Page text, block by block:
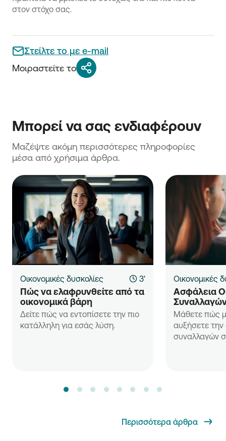
στον στόχο σας.
Στείλτε το με e-mail
Μοιραστείτε το
Μπορεί να σας ενδιαφέρουν
Μαζέψτε ακόμη περισσότερες πληροφορίες
μέσα από χρήσιμα άρθρα.
Οικονομικές δυσκολίες 3'
Πώς να ελαφρυνθείτε από τα
οικονομικά βάρη
Δείτε πώς να εντοπίσετε την πιο
κατάλληλη για εσάς λύση.
Οικονομικές
Ασφάλεια
Μάθετε πώς
αυξήσετε
συναλλαγών
Περισσότερα άρθρα